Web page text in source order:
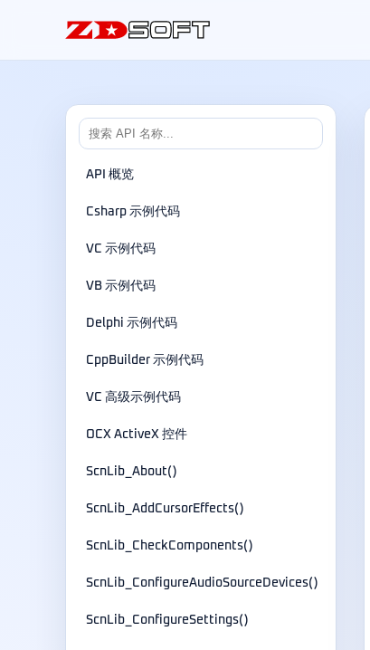
API 概览
Csharp 示例代码
VC 示例代码
VB 示例代码
Delphi 示例代码
CppBuilder 示例代码
VC 高级示例代码
OCX ActiveX 控件
ScnLib_About()
ScnLib_AddCursorEffects()
ScnLib_CheckComponents()
ScnLib_ConfigureAudioSourceDevices()
ScnLib_ConfigureSettings()